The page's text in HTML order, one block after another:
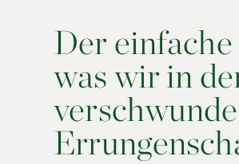
Der einfache
was wir in